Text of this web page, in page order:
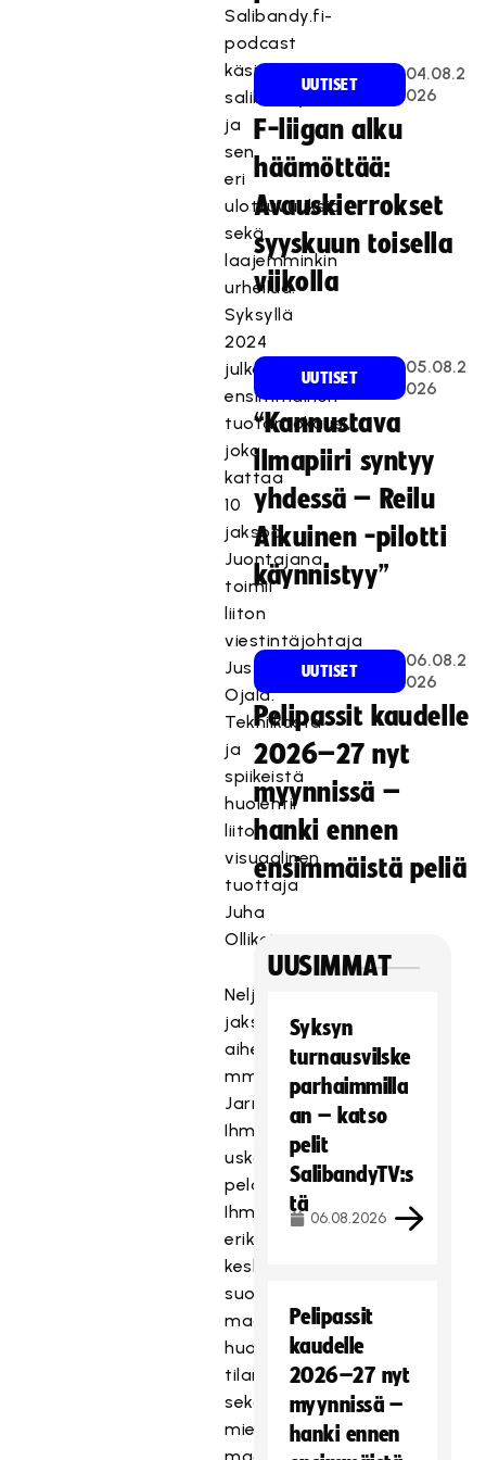
Salibandy.fi-
podcast
käsittelee
salibandyä
ja
sen
eri
ulottuvuuksia
sekä
laajemminkin
urheilua.
Syksyllä
2024
julkaistaan
ensimmäinen
tuotantokausi,
joka
kattaa
10
jaksoa.
Juontajana
toimii
liiton
viestintäjohtaja
Jussi
Ojala.
Tekniikasta
ja
spiikeistä
huolehtii
liiton
visuaalinen
tuottaja
Juha
Ollikainen.
Neljännessä
jaksossa
aiheina
mm.
Jarno
Ihmeen
uskomaton
pelaajaura,
Ihmeen
erikoiset
keskittymismetodit,
suomalaisten
maalivahtien
huolestuttava
tilanne
sekä
miesten
UUTISET
04.08.2
026
F-liigan alku
häämöttää:
Avauskierrokset
syyskuun toisella
viikolla
UUTISET
05.08.2
026
“Kannustava
ilmapiiri syntyy
yhdessä – Reilu
Aikuinen -pilotti
käynnistyy”
UUTISET
06.08.2
026
Pelipassit kaudelle
2026–27 nyt
myynnissä –
hanki ennen
ensimmäistä peliä
UUSIMMAT
Syksyn
turnausvilske
parhaimmilla
an – katso
pelit
SalibandyTV:s
tä
06.08.2026
Pelipassit
kaudelle
2026–27 nyt
myynnissä –
hanki ennen